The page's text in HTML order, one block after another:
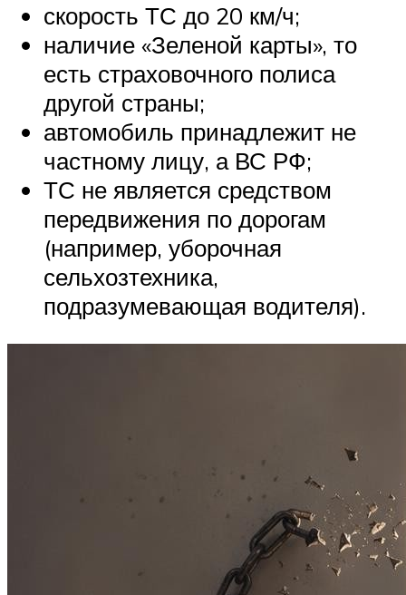
скорость ТС до 20 км/ч;
наличие «Зеленой карты», то
есть страховочного полиса
другой страны;
автомобиль принадлежит не
частному лицу, а ВС РФ;
ТС не является средством
передвижения по дорогам
(например, уборочная
сельхозтехника,
подразумевающая водителя).